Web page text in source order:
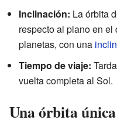
Inclinación: La órbita
respecto al plano en
planetas, con una
Tiempo de viaje:
vuelta completa al Sol.
Una órbita única